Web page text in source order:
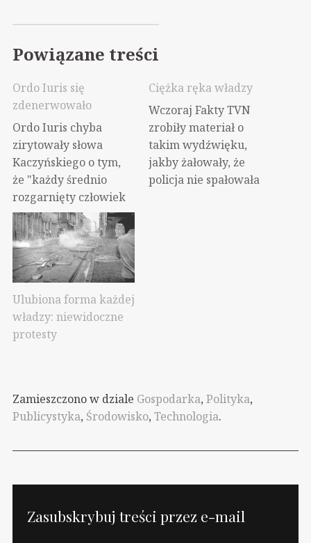
Powiązane treści
Ordo Iuris się
zdenerwowało
Ordo Iuris chyba
zirytowały słowa
Kaczyńskiego o tym,
że "każdy średnio
rozgarnięty człowiek
zrozumie i może sobie
taką aborcję za
granicą załatwić,
taniej lub drożej".
Kaczyński
zasugerował taki deal
"dajcie nam spokojnie
konsumować owoce
nielegalne". Typowa
polska hipokryzja
Ciężka ręka władzy
Wczoraj Fakty TVN
zrobiły materiał o
takim wydźwięku,
jakby żałowały, że
policja nie spałowała
Ulubiona forma każdej
władzy: niewidoczne
protesty
Zamieszczono w dziale Gospodarka, Polityka,
Publicystyka, Środowisko, Technologia.
Zasubskrybuj treści przez e-mail